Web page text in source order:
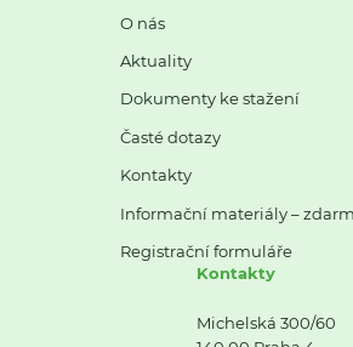
O nás
Aktuality
Dokumenty ke stažení
Časté dotazy
Kontakty
Informační materiály –
Registrační formuláře
Kontakty
Michelská 300/60